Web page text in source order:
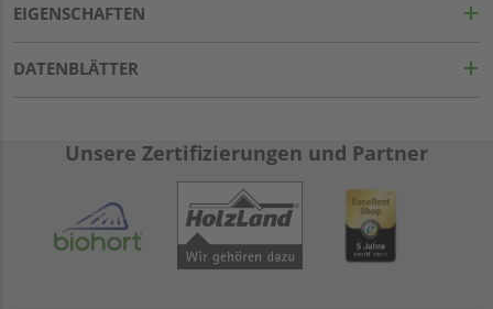
EIGENSCHAFTEN
DATENBLÄTTER
Unsere Zertifizierungen und Partner